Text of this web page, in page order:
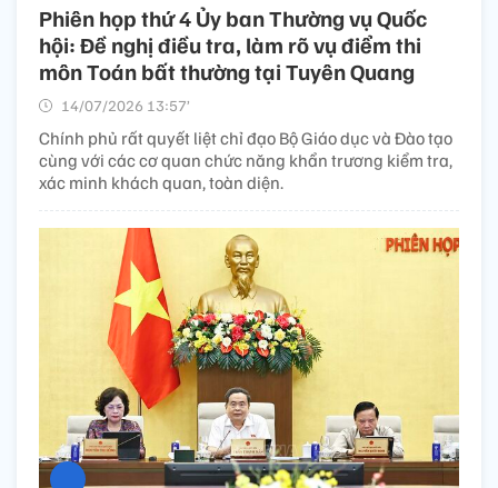
Phiên họp thứ 4 Ủy ban Thường vụ Quốc
hội: Đề nghị điều tra, làm rõ vụ điểm thi
môn Toán bất thường tại Tuyên Quang
14/07/2026 13:57’
Chính phủ rất quyết liệt chỉ đạo Bộ Giáo dục và Đào tạo
cùng với các cơ quan chức năng khẩn trương kiểm tra,
xác minh khách quan, toàn diện.